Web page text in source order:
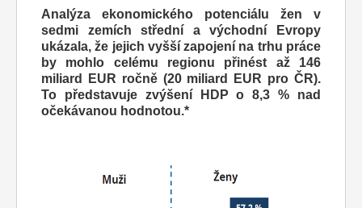
Analýza ekonomického potenciálu žen v
sedmi zemích střední a východní Evropy
ukázala, že jejich vyšší zapojení na trhu práce
by mohlo celému regionu přinést až 146
miliard EUR ročně (20 miliard EUR pro ČR).
To představuje zvýšení HDP o 8,3 % nad
očekávanou hodnotou.*